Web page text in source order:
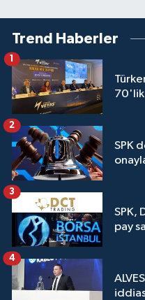
Trend Haberler
70'lik
1
SPK
2
SPK,
pay
3
4